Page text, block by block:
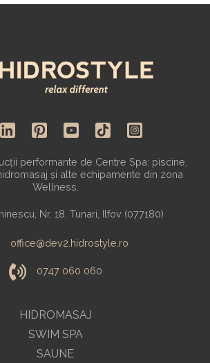
HIDROMASAJ
SWIM SPA
SAUNE
performante de Centre Spa: piscine,
și alte echipamente din zona
Wellness.
Nr. 18, Tunari, Ilfov (077180)
office@dev2.hidrostyle.ro
0747 060 060